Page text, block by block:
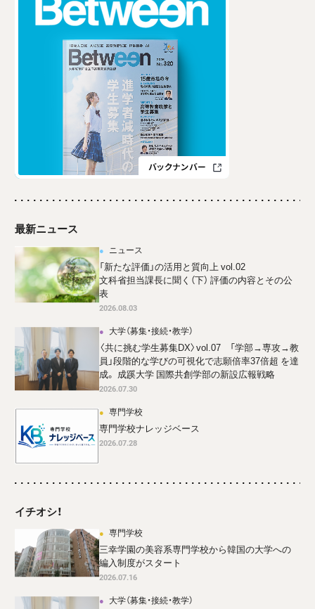
最新ニュース
ニュース
「新たな評価」の活用と質向上 vol.02
文科省担当課長に聞く（下） 評価の内容とその公
表
2026.08.03
大学（募集・接続・教学）
〈共に挑む学生募集DX〉vol.07 「学部→専攻→教
員」段階的な学びの可視化で志願倍率37倍超 を達
成。 成蹊大学 国際共創学部の新設広報戦略
2026.07.30
専門学校
専門学校ナレッジベース
2026.07.28
イチオシ！
専門学校
三幸学園の美容系専門学校から韓国の大学への
編入制度がスタート
2026.07.16
大学（募集・接続・教学）